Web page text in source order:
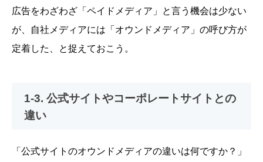
広告をわざわざ「ペイドメディア」と言う機会は少ない
が、自社メディアには「オウンドメディア」の呼び方が
定着した、と捉えておこう。
1-3. 公式サイトやコーポレートサイトとの
違い
「公式サイトのオウンドメディアの違いは何ですか？」